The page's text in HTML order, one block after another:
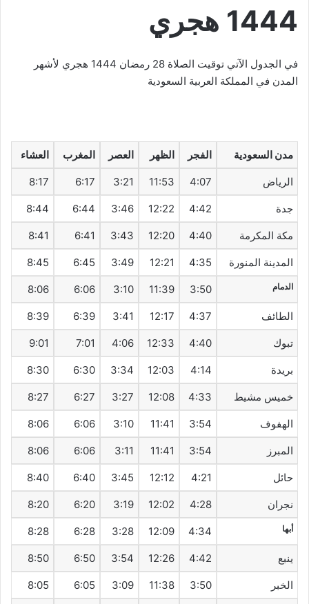
1444 هجري
في الجدول الآتي توقيت الصلاة 28 رمضان 1444 هجري لأشهر
المدن في المملكة العربية السعودية
مدن السعودية الفجر الظهر العصر المغرب العشاء
الرياض 4:07
11:53
3:21
6:17
8:17
جدة 4:42
12:22
3:46
6:44
8:44
مكة المكرمة 4:40
12:20
3:43
6:41
8:41
المدينة المنورة 4:35
12:21
3:49
6:45
8:45
الدمام 3:50
11:39
3:10
6:06
8:06
الطائف 4:37
12:17
3:41
6:39
8:39
تبوك 4:40
12:33
4:06
7:01
9:01
بريدة 4:14
12:03
3:34
6:30
8:30
خميس مشيط 4:33
12:08
3:27
6:27
8:27
الهفوف‎ 3:54
11:41
3:10
6:06
8:06
المبرز 3:54
11:41
3:11
6:06
8:06
حائل 4:21
12:12
3:45
6:40
8:40
نجران 4:28
12:02
3:19
6:20
8:20
أبها 4:34
12:09
3:28
6:28
8:28
ينبع 4:42
12:26
3:54
6:50
8:50
الخبر 3:50
11:38
3:09
6:05
8:05